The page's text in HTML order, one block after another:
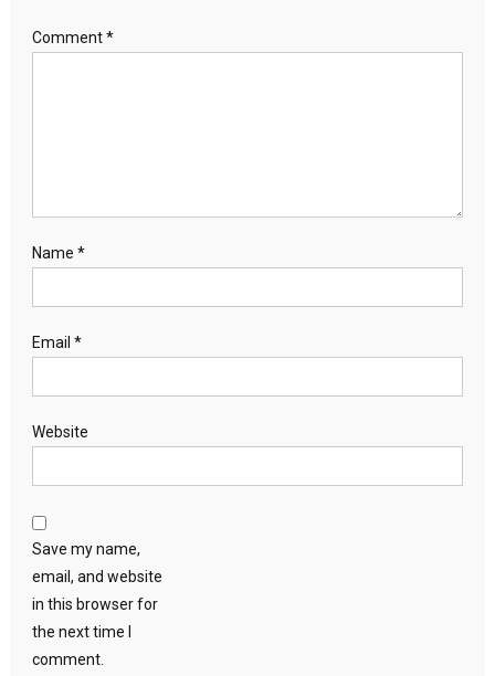
Comment*
Name *
Email *
Website
Save my name,
email, and website
in this browser for
the next time I
comment.